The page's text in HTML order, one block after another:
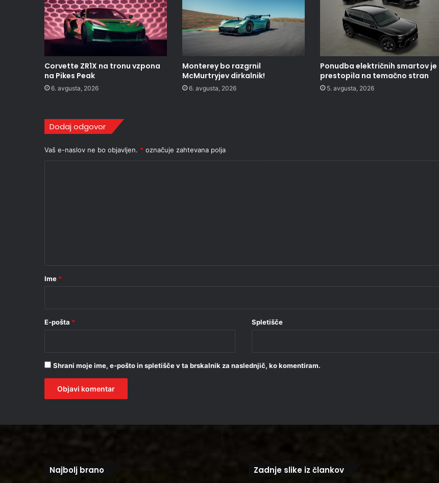
Corvette ZR1X na tronu vzpona
na Pikes Peak
6. avgusta, 2026
Monterey bo razgrnil
McMurtryjev dirkalnik!
6. avgusta, 2026
Ponudba električnih smartov je
prestopila na temačno stran
5. avgusta, 2026
Dodaj odgovor
Vaš e-naslov ne bo objavljen. * označuje zahtevana polja
r
Ime *
E-pošta * Spletišče
Shrani moje ime, e-pošto in spletišče v ta brskalnik za naslednjič, ko komentiram.
Najbolj brano Zadnje slike iz člankov